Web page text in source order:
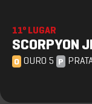
11º LUGAR
SCORPYON
O OURO 5 P